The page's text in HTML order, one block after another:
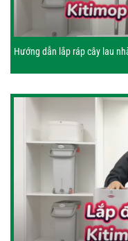
Hướng dẫn lắp ráp cây lau